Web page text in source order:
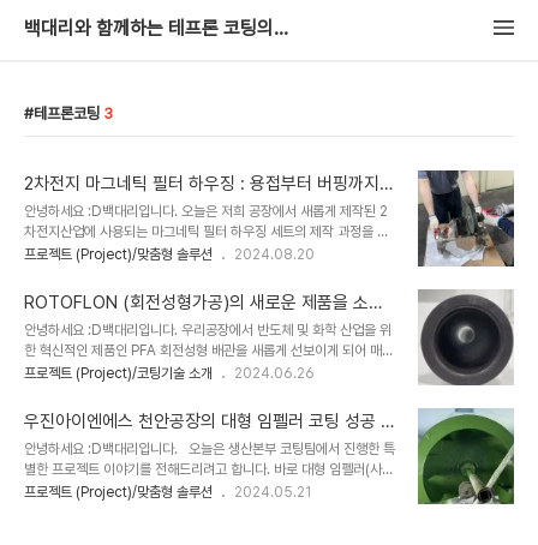
백대리와 함께하는 테프론 코팅의 세계 : 불소수지 이야기
테프론코팅 3
2차전지 마그네틱 필터 하우징 : 용접부터 버핑까지
세세한 작업으로 완성한 이야기
안녕하세요 :D백대리입니다. 오늘은 저희 공장에서 새롭게 제작된 2
차전지산업에 사용되는 마그네틱 필터 하우징 세트의 제작 과정을 소
개해드리려고 합니다. 이번 프로젝트는 2차전지의 고도화된 제조 공
진행되었으며, 특히 내부의 손이 닿지 않는 분위까지 꼼꼼하게 작업을
마쳤습니다. - 시작 : 용접작업2차전지 생산에 사용되는 마그네틱 필
터 하우징의 제작은 그 중요성 때문에 첫 단계부터 고도의 정밀함을 요
구합니다. 고품질의 소재를 사용하여 튼튼하게 용접 작업을 진행하였
으며, 필터 하우징의 구조적인 완성도를 높이는 데 주력했습니다. 2차
모든 용접 작업은 완벽을 기해 수행되었습니다..
프로젝트 (Project)/맞춤형 솔루션 2024.08.20
ROTOFLON (회전성형가공)의 새로운 제품을 소개
합니다 : 우진아이엔에스 천안공장의 신규 제품군 안
내
안녕하세요 :D백대리입니다. 우리공장에서 반도체 및 화학 산업을 위
한 혁신적인 제품인 PFA 회전성형 배관을 새롭게 선보이게 되어 매우
기쁩니다!이 제품은 첨단기술과 최신 제조 공정을 통해 개발된 것으로,
작되었습니다. 회전성형(ROTOFLON) 기술 소개 이번에 새로이 제
작된 PFA 회전성형 배관은 고성능의 PFA 소재를 사용하여 제작되었
으며, 이 회전성형 기술은 PFA 원료들이 배관 내부에 고르게 분포되
게 하여 내부에 이음새가 없는 일체형 구조를 생성하며, 이는 약
2,000 마이크로미터의 균일한 도막을 형성하여 뛰어난 화학적 저항
프로젝트 (Project)/코팅기술 소개 2024.06.26
우진아이엔에스 천안공장의 대형 임펠러 코팅 성공 이
야기 : 임펠러 코팅의 혁신
안녕하세요 :D백대리입니다. 오늘은 생산본부 코팅팀에서 진행한 특
별한 프로젝트 이야기를 전해드리려고 합니다. 바로 대형 임펠러(사이
즈가 약 1500 파이)를 불소수지 코팅을 적용하여 성공적으로 완료한
프로젝트 (Project)/맞춤형 솔루션 2024.05.21